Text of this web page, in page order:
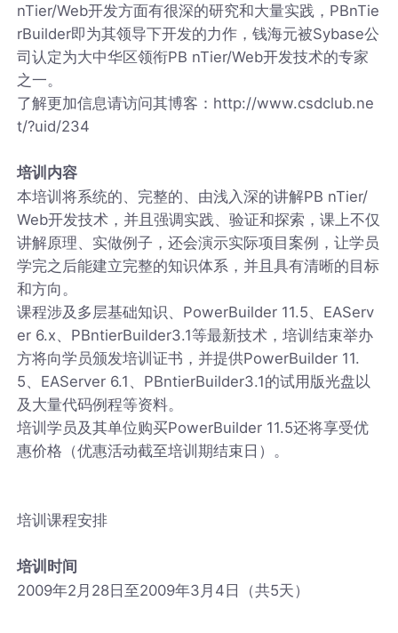
nTier/Web开发方面有很深的研究和大量实践，PBnTie
rBuilder即为其领导下开发的力作，钱海元被Sybase公
司认定为大中华区领衔PB nTier/Web开发技术的专家
之一。
了解更加信息请访问其博客：http://www.csdclub.ne
t/?uid/234
培训内容
本培训将系统的、完整的、由浅入深的讲解PB nTier/
Web开发技术，并且强调实践、验证和探索，课上不仅
讲解原理、实做例子，还会演示实际项目案例，让学员
学完之后能建立完整的知识体系，并且具有清晰的目标
和方向。
课程涉及多层基础知识、PowerBuilder 11.5、EAServ
er 6.x、PBntierBuilder3.1等最新技术，培训结束举办
方将向学员颁发培训证书，并提供PowerBuilder 11.
5、EAServer 6.1、PBntierBuilder3.1的试用版光盘以
及大量代码例程等资料。
培训学员及其单位购买PowerBuilder 11.5还将享受优
惠价格（优惠活动截至培训期结束日）。
培训课程安排
培训时间
2009年2月28日至2009年3月4日（共5天）